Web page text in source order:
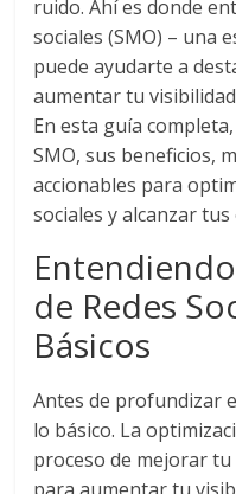
|
Noticias
de
y
ruido. Ahí es donde
sociales (SMO) – una
puede ayudarte a
aumentar tu
En esta guía
SMO, sus beneficios,
accionables para
sociales y alcanzar
de Redes
Básicos
Antes de profundizar
lo básico. La
proceso de mejorar tu